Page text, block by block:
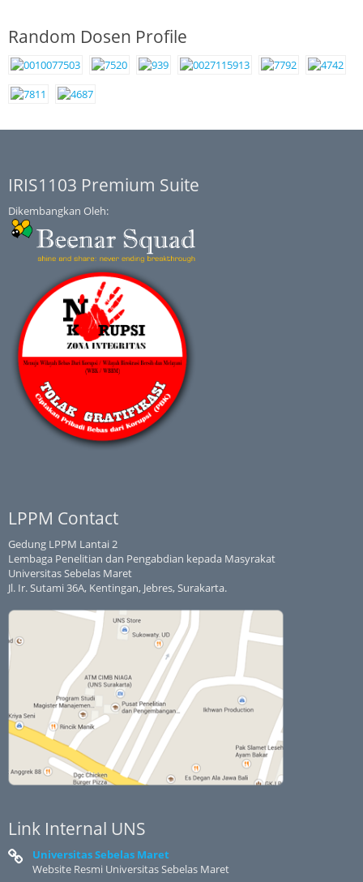
Random Dosen Profile
IRIS1103 Premium Suite
Dikembangkan Oleh:
LPPM Contact
Gedung LPPM Lantai 2
Lembaga Penelitian dan Pengabdian kepada Masyrakat
Universitas Sebelas Maret
Jl. Ir. Sutami 36A, Kentingan, Jebres, Surakarta.
Link Internal UNS
Universitas Sebelas Maret
Website Resmi Universitas Sebelas Maret